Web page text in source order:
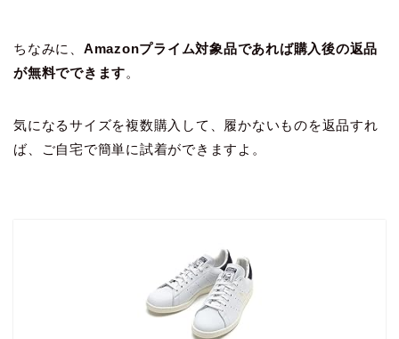
ちなみに、 Amazonプライム対象品であれば購入後の返品
が無料でできます。
気になるサイズを複数購入して、履かないものを返品すれ
ば、ご自宅で簡単に試着ができますよ。